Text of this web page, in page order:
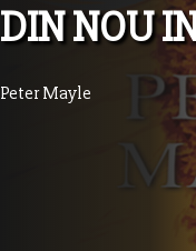
DIN NOU
Peter Mayle